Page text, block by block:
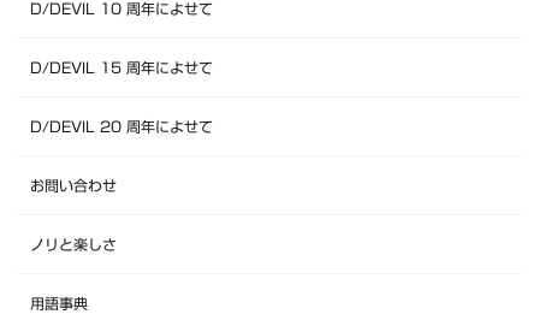
D/DEVIL 10 周年によせて
D/DEVIL 15 周年によせて
D/DEVIL 20 周年によせて
お問い合わせ
ノリと楽しさ
用語事典